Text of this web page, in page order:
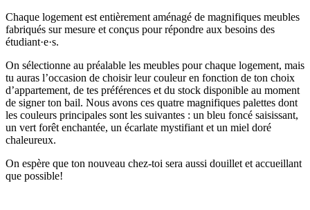
Chaque logement est entièrement aménagé de magnifiques meubles
fabriqués sur mesure et conçus pour répondre aux besoins des
étudiant·e·s.
On sélectionne au préalable les meubles pour chaque logement, mais
tu auras l’occasion de choisir leur couleur en fonction de ton choix
d’appartement, de tes préférences et du stock disponible au moment
de signer ton bail. Nous avons ces quatre magnifiques palettes dont
les couleurs principales sont les suivantes : un bleu foncé saisissant,
un vert forêt enchantée, un écarlate mystifiant et un miel doré
chaleureux.
On espère que ton nouveau chez-toi sera aussi douillet et accueillant
que possible!